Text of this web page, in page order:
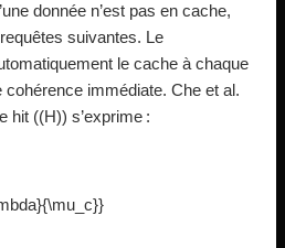
donnée n’est pas en cache,
suivantes. Le
le cache à chaque
immédiate. Che et al.
hit ((H)) s’exprime :